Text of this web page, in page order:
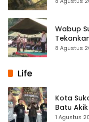
Wabup
8 Agustus
Life
Kota
Batu
1 Agustus